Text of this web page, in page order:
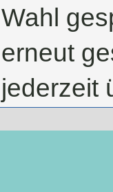
Wahl
erneut
jederzeit